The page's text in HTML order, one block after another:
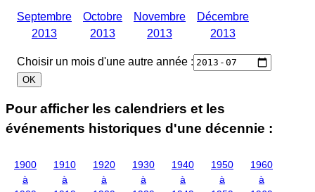
Septembre
2013
Octobre
2013
Novembre
2013
Décembre
2013
Choisir un mois d'une autre année :
Pour afficher les calendriers et les
événements historiques d'une décennie :
1900
à
1910
à
1920
à
1930
à
1940
à
1950
à
1960
à